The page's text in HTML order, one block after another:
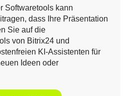
Softwaretools kann
dass Ihre Präsentation
Sie auf die
von Bitrix24 und
KI-Assistenten für
Ideen oder